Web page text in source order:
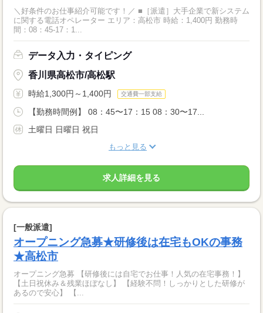
＼好条件のお仕事紹介可能です！／ ■［派遣］大手企業で新システム
に関する電話オペレーター エリア：高松市 時給：1,400円 勤務時
間：08：45-17：1...
データ入力・タイピング
香川県高松市/高松駅
時給1,300円～1,400円 交通費一部支給
【勤務時間例】 08：45〜17：15 08：30〜17...
土曜日 日曜日 祝日
もっと見る
求人詳細を見る
[一般派遣]
オープニング急募★研修後は在宅もOKの事務
★高松市
オープニング急募 【研修後には自宅でお仕事！人気の在宅事務！】
【土日祝休み＆残業ほぼなし】 【経験不問！しっかりとした研修が
あるので安心】 【...